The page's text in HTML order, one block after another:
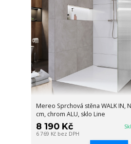
Mereo Sprchová stěna WALK IN,
cm, chrom ALU, sklo Line
8 190 Kč
6 769 Kč bez DPH